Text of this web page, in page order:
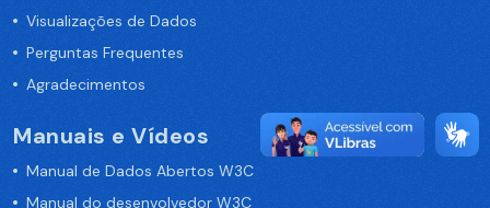
Visualizações de Dados
Perguntas Frequentes
Agradecimentos
Manuais e Vídeos
Manual de Dados Abertos W3C
Manual do desenvolvedor W3C